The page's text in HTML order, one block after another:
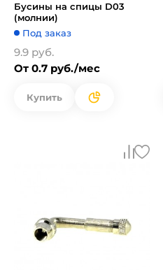
Бусины на спицы D03
(молнии)
Под заказ
9.9 руб.
От 0.7 руб./мес
Купить